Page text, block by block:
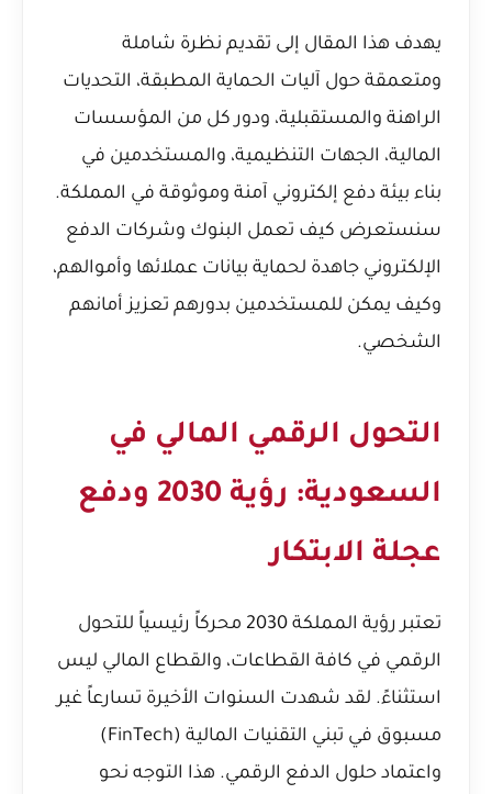
يهدف هذا المقال إلى تقديم نظرة شاملة
ومتعمقة حول آليات الحماية المطبقة، التحديات
الراهنة والمستقبلية، ودور كل من المؤسسات
المالية، الجهات التنظيمية، والمستخدمين في
بناء بيئة دفع إلكتروني آمنة وموثوقة في المملكة.
سنستعرض كيف تعمل البنوك وشركات الدفع
الإلكتروني جاهدة لحماية بيانات عملائها وأموالهم،
وكيف يمكن للمستخدمين بدورهم تعزيز أمانهم
الشخصي.
التحول الرقمي المالي في
السعودية: رؤية 2030 ودفع
عجلة الابتكار
تعتبر رؤية المملكة 2030 محركاً رئيسياً للتحول
الرقمي في كافة القطاعات، والقطاع المالي ليس
استثناءً. لقد شهدت السنوات الأخيرة تسارعاً غير
مسبوق في تبني التقنيات المالية (FinTech)
واعتماد حلول الدفع الرقمي. هذا التوجه نحو